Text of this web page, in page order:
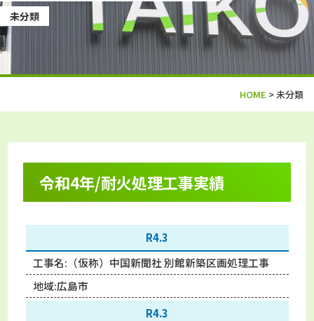
未分類
HOME >未分類
令和4年/耐火処理工事実績
R4.3
工事名: （仮称）中国新聞社 別館新築区画処理工事
地域:広島市
R4.3